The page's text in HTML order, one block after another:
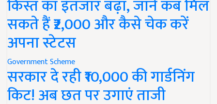
किस्त का इंतजार बढ़ा, जानें कब मिल
सकते हैं ₹2,000 और कैसे चेक करें
अपना स्टेटस
Government Scheme
सरकार दे रही ₹10,000 की गार्डनिंग
किट! अब छत पर उगाएं ताजी